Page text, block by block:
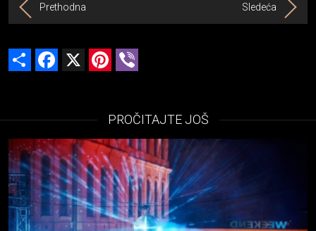
Prethodna Sledeća
Share Facebook Pinterest
PROČITAJTE JOŠ